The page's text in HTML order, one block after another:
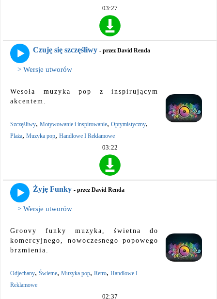
03:27
Czuję się szczęśliwy - przez David Renda
> Wersje utworów
Wesoła muzyka pop z inspirującym
akcentem.
Szczęśliwy, Motywowanie i inspirowanie, Optymistyczny,
Plaża, Muzyka pop, Handlowe I Reklamowe
03:22
Żyję Funky - przez David Renda
> Wersje utworów
Groovy funky muzyka, świetna do
komercyjnego, nowoczesnego popowego
brzmienia.
Odjechany, Świetne, Muzyka pop, Retro, Handlowe I
Reklamowe
02:37